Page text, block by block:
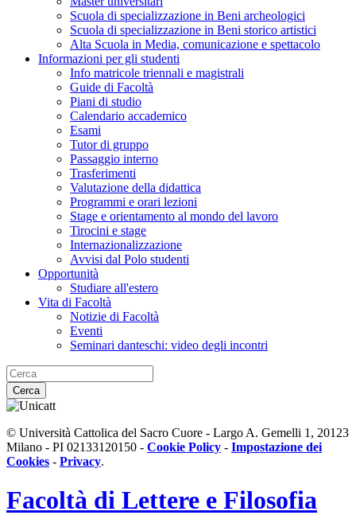
Scuola di specializzazione in Beni archeologici
Scuola di specializzazione in Beni storico artistici
Alta Scuola in Media, comunicazione e spettacolo
Informazioni per gli studenti
Info matricole triennali e magistrali
Guide di Facoltà
Piani di studio
Calendario accademico
Esami
Tutor di gruppo
Passaggio interno
Trasferimenti
Valutazione della didattica
Programmi e orari lezioni
Stage e orientamento al mondo del lavoro
Tirocini e stage
Internazionalizzazione
Avvisi dal Polo studenti
Opportunità
Studiare all'estero
Vita di Facoltà
Notizie di Facoltà
Eventi
Seminari danteschi: video degli incontri
Cerca
© Università Cattolica del Sacro Cuore - Largo A. Gemelli 1, 20123
Milano - PI 02133120150 - Cookie Policy - Impostazione dei
Cookies - Privacy.
Facoltà di Lettere e Filosofia